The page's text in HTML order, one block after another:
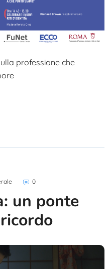
professione che
0
un ponte